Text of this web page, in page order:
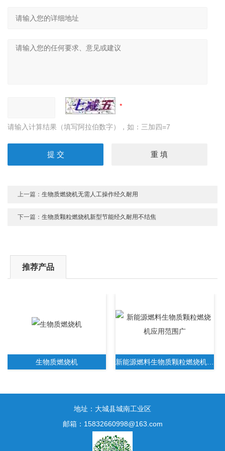
请输入计算结果（填写阿拉伯数字），如：三加四=7
上一篇：生物质燃烧机无需人工操作经久耐用
下一篇：生物质颗粒燃烧机新型节能经久耐用不结焦
推荐产品
生物质燃烧机 新能源燃料生物质颗粒燃烧机应用范围广
地址：大城县城南工业区
邮箱：15832660998@163.com